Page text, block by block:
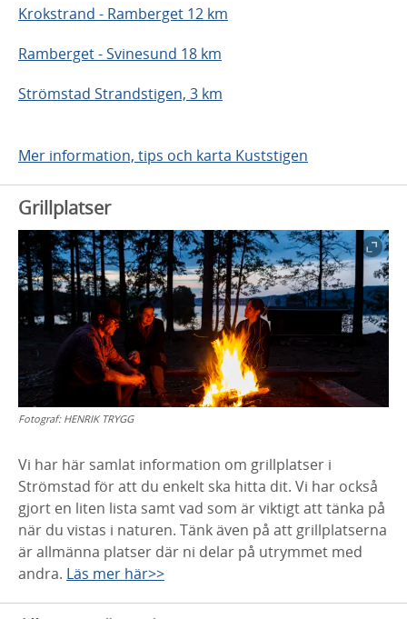
Krokstrand - Ramberget 12 km
Ramberget - Svinesund 18 km
Strömstad Strandstigen, 3 km
Mer information, tips och karta Kuststigen
Grillplatser
Fotograf: HENRIK TRYGG
Vi har här samlat information om grillplatser i
Strömstad för att du enkelt ska hitta dit. Vi har också
gjort en liten lista samt vad som är viktigt att tänka på
när du vistas i naturen. Tänk även på att grillplatserna
är allmänna platser där ni delar på utrymmet med
andra. Läs mer här>>